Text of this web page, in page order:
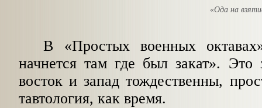
«Ода на
В «Простых военных
начнется там где был закат». Это
восток и запад тождественны,
тавтология, как время.